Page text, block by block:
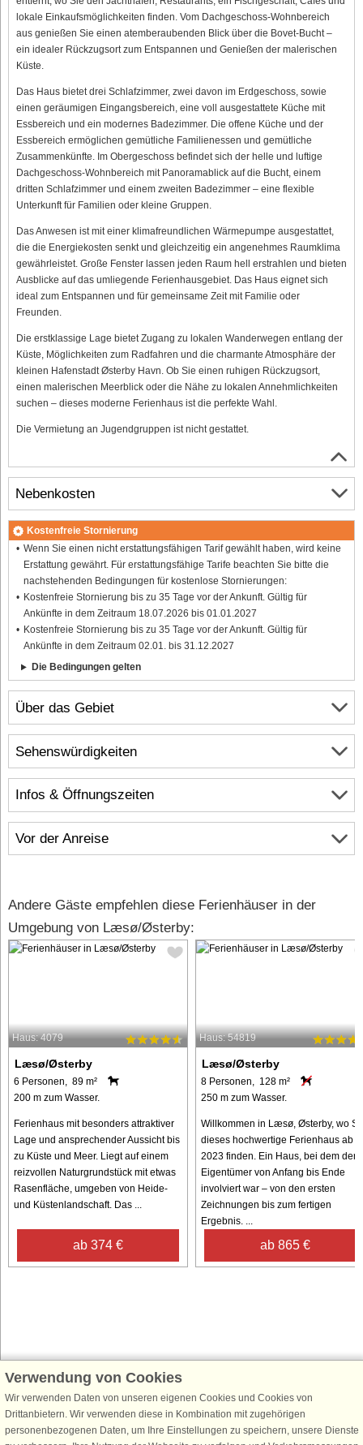
lokale Einkaufsmöglichkeiten finden. Vom Dachgeschoss-Wohnbereich
aus genießen Sie einen atemberaubenden Blick über die Bovet-Bucht –
ein idealer Rückzugsort zum Entspannen und Genießen der malerischen
Küste.
Das Haus bietet drei Schlafzimmer, zwei davon im Erdgeschoss, sowie
einen geräumigen Eingangsbereich, eine voll ausgestattete Küche mit
Essbereich und ein modernes Badezimmer. Die offene Küche und der
Essbereich ermöglichen gemütliche Familienessen und gemütliche
Zusammenkünfte. Im Obergeschoss befindet sich der helle und luftige
Dachgeschoss-Wohnbereich mit Panoramablick auf die Bucht, einem
dritten Schlafzimmer und einem zweiten Badezimmer – eine flexible
Unterkunft für Familien oder kleine Gruppen.
Das Anwesen ist mit einer klimafreundlichen Wärmepumpe ausgestattet,
die die Energiekosten senkt und gleichzeitig ein angenehmes Raumklima
gewährleistet. Große Fenster lassen jeden Raum hell erstrahlen und bieten
Ausblicke auf das umliegende Ferienhausgebiet. Das Haus eignet sich
ideal zum Entspannen und für gemeinsame Zeit mit Familie oder
Freunden.
Die erstklassige Lage bietet Zugang zu lokalen Wanderwegen entlang der
Küste, Möglichkeiten zum Radfahren und die charmante Atmosphäre der
kleinen Hafenstadt Østerby Havn. Ob Sie einen ruhigen Rückzugsort,
einen malerischen Meerblick oder die Nähe zu lokalen Annehmlichkeiten
suchen – dieses moderne Ferienhaus ist die perfekte Wahl.
Die Vermietung an Jugendgruppen ist nicht gestattet.
Über das Gebiet
Infos & Öffnungszeiten
Vor der Anreise
Nebenkosten
Kostenfreie Stornierung
Wenn Sie einen nicht erstattungsfähigen Tarif gewählt haben, wird keine
Erstattung gewährt. Für erstattungsfähige Tarife beachten Sie bitte die
nachstehenden Bedingungen für kostenlose Stornierungen:
Kostenfreie Stornierung bis zu 35 Tage vor der Ankunft. Gültig für
Ankünfte in dem Zeitraum 18.07.2026 bis 01.01.2027
Kostenfreie Stornierung bis zu 35 Tage vor der Ankunft. Gültig für
Ankünfte in dem Zeitraum 02.01. bis 31.12.2027
Die Bedingungen gelten
Sehenswürdigkeiten
Andere Gäste empfehlen diese Ferienhäuser in der
Umgebung von Læsø/Østerby:
Haus: 4079
Læsø/Østerby
6 Personen, 89 m²
200 m zum Wasser.
Ferienhaus mit besonders attraktiver
Lage und ansprechender Aussicht bis
zu Küste und Meer. Liegt auf einem
reizvollen Naturgrundstück mit etwas
Rasenfläche, umgeben von Heide-
und Küstenlandschaft. Das ...
ab 374 €
Haus: 54819
Læsø/Østerby
8 Personen, 128 m²
250 m zum Wasser.
Willkommen in Læsø, Østerby, wo
dieses hochwertige Ferienhaus ab
2023 finden. Ein Haus, bei dem der
Eigentümer von Anfang bis Ende
involviert war – von den ersten
Zeichnungen bis zum fertigen
Ergebnis. ...
ab 865 €
Schließen Sie sich 100.000 Ferienhaus-Fans an
Erhalten Sie einenWillkommensgutschein von 25 € für Ihren nächsten
Ferienhausurlaub - melden Sie sich einfach für den DanCenter Newsletter
Verwendung von Cookies
Wir verwenden Daten von unseren eigenen Cookies und Cookies von
Drittanbietern. Wir verwenden diese in Kombination mit zugehörigen
personenbezogenen Daten, um Ihre Einstellungen zu speichern, unsere Dienste